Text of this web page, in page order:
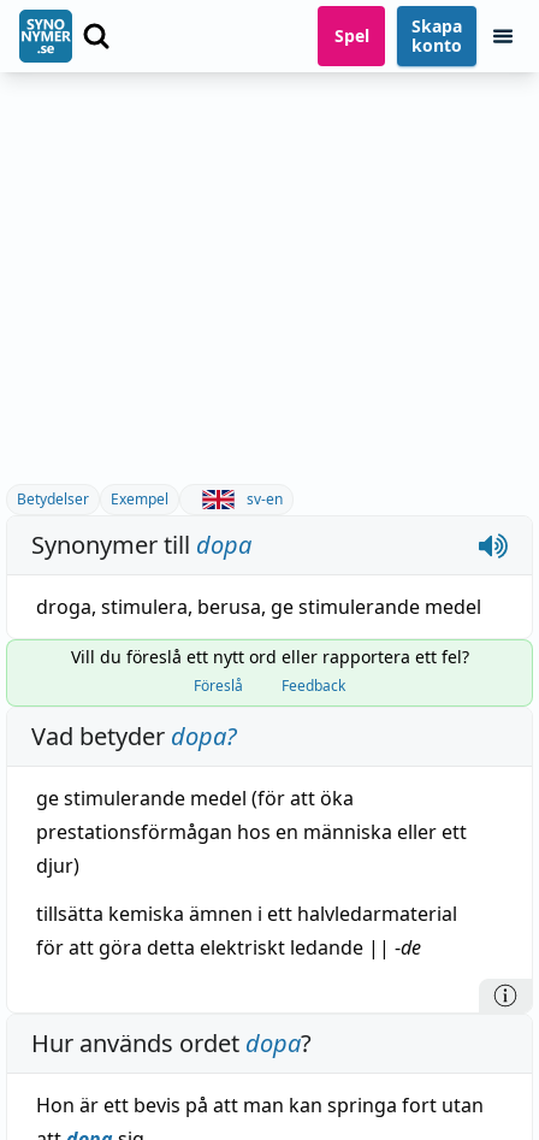
Spel
Skapa
konto
Betydelser Exempel sv-en
Synonymer till dopa
droga, stimulera, berusa, ge stimulerande medel
Vill du föreslå ett nytt ord eller rapportera ett fel?
Föreslå Feedback
Vad betyder dopa?
gestimulerande medel (för att öka
prestationsförmågan hos en människa eller ett
djur)
tillsätta kemiska ämnen i ett halvledarmaterial
för att göra detta elektriskt ledande || -de
Hur används ordet dopa?
Hon är ett bevis på att man kan springa fort utan